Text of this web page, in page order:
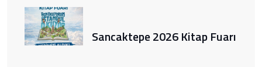
Sancaktepe 2026 Kitap Fuarı